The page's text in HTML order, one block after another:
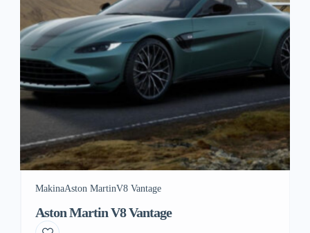
MakinaAston MartinV8 Vantage
Aston Martin V8 Vantage